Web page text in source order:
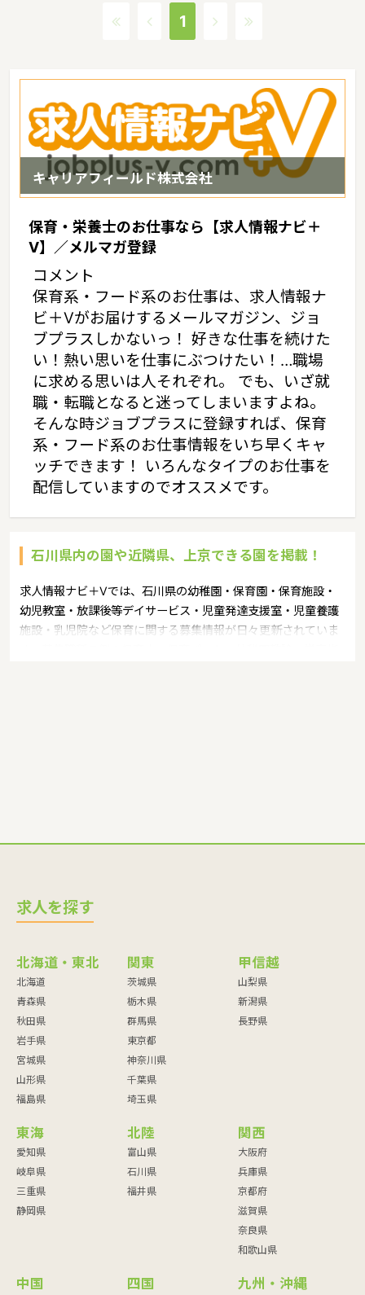
保育料について、無料化をするというような保育に関する取り組み
倍率が1.65となっています。（2017年10月現在）石川県の市町村
は19。家賃相場：6.3万円（2017年10月賃貸住宅 D-room調べ）
1
キャリアフィールド株式会社
保育・栄養士のお仕事なら【求人情報ナビ＋
V】／メルマガ登録
コメント
保育系・フード系のお仕事は、求人情報ナ
ビ＋Vがお届けするメールマガジン、ジョ
ブプラスしかないっ！ 好きな仕事を続けた
い！熱い思いを仕事にぶつけたい！…職場
に求める思いは人それぞれ。 でも、いざ就
職・転職となると迷ってしまいますよね。
そんな時ジョブプラスに登録すれば、保育
系・フード系のお仕事情報をいち早くキャ
ッチできます！ いろんなタイプのお仕事を
配信していますのでオススメです。
石川県内の園や近隣県、上京できる園を掲載！
求人情報ナビ＋Vでは、石川県の幼稚園・保育園・保育施設・
幼児教室・放課後等デイサービス・児童発達支援室・児童養護
施設・乳児院など保育に関する募集情報が日々更新されていま
求人を探す
北海道・東北
北海道
青森県
秋田県
岩手県
宮城県
山形県
福島県
関東
茨城県
栃木県
群馬県
東京都
神奈川県
千葉県
埼玉県
甲信越
山梨県
新潟県
長野県
東海
愛知県
岐阜県
三重県
静岡県
北陸
富山県
石川県
福井県
関西
大阪府
兵庫県
京都府
滋賀県
奈良県
和歌山県
中国 四国 九州・沖縄